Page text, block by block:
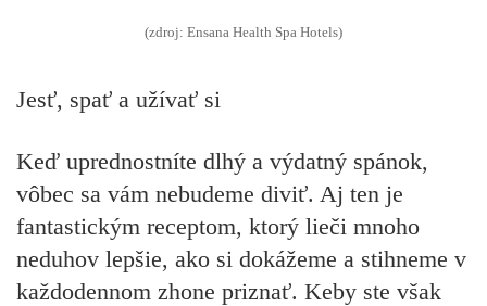
(zdroj: Ensana Health Spa Hotels)
Jesť, spať a užívať si
Keď uprednostníte dlhý a výdatný spánok,
vôbec sa vám nebudeme diviť. Aj ten je
fantastickým receptom, ktorý lieči mnoho
neduhov lepšie, ako si dokážeme a stihneme v
každodennom zhone priznať. Keby ste však